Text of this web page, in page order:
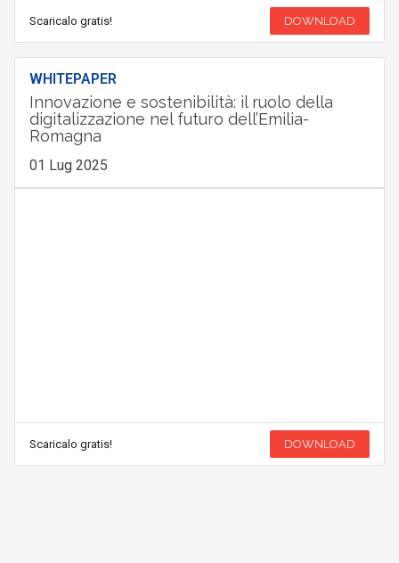
Scaricalo gratis! DOWNLOAD
WHITEPAPER
Innovazione e sostenibilità: il ruolo della
digitalizzazione nel futuro dell’Emilia-
Romagna
01 Lug 2025
Scaricalo gratis! DOWNLOAD